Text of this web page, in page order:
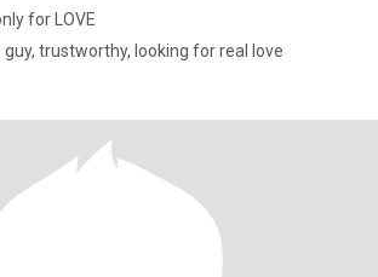
for LOVE
trustworthy, looking for real love